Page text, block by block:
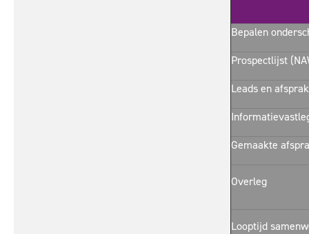
Bepalen
Prospectlijst
Leads en
Gemaakte
Overleg
Looptijd